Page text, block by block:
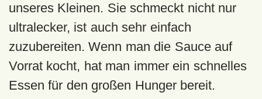
unseres Kleinen. Sie schmeckt nicht nur
ultralecker, ist auch sehr einfach
zuzubereiten. Wenn man die Sauce auf
Vorrat kocht, hat man immer ein schnelles
Essen für den großen Hunger bereit.